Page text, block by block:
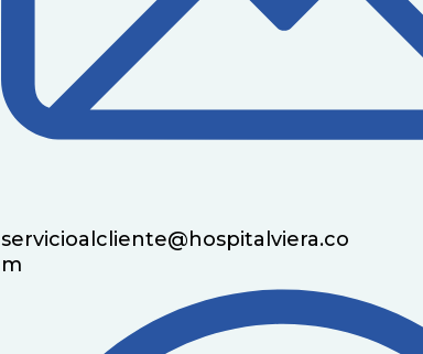
servicioalcliente@hospitalviera.co
m